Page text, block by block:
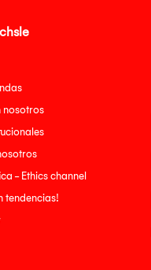
nosotros
- Ethics channel
tendencias!